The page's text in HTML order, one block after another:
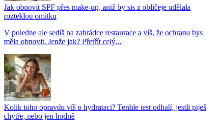
Jak obnovit SPF přes make-up, aniž by sis z obličeje udělala
rozteklou omítku
V poledne ale sedíš na zahrádce restaurace a víš, že ochranu bys
měla obnovit. Jenže jak? Přetřít celý...
Kolik toho opravdu víš o hydrataci? Tenhle test odhalí, jestli piješ
chytře, nebo jen hodně